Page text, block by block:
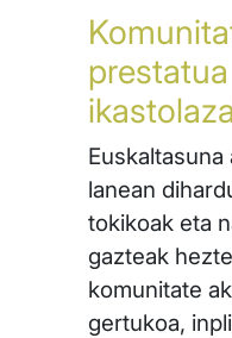
lanean
tokikoak eta
gazteak
komunitate
gertukoa,